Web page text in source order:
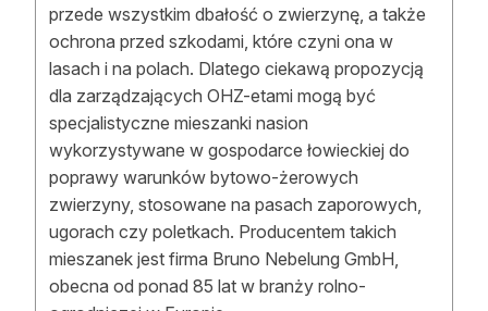
przede wszystkim dbałość o zwierzynę, a także
ochrona przed szkodami, które czyni ona w
lasach i na polach. Dlatego ciekawą propozycją
dla zarządzających OHZ-etami mogą być
specjalistyczne mieszanki nasion
wykorzystywane w gospodarce łowieckiej do
poprawy warunków bytowo-żerowych
zwierzyny, stosowane na pasach zaporowych,
ugorach czy poletkach. Producentem takich
mieszanek jest firma Bruno Nebelung GmbH,
obecna od ponad 85 lat w branży rolno-